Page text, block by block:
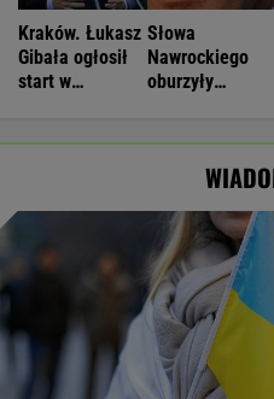
Kraków. Łukasz
Gibała ogłosił
start w
Słowa
Nawrockiego
oburzyły